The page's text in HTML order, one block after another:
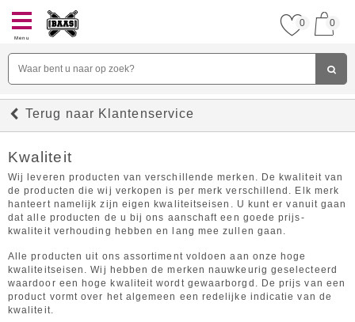
Menu
0 0
Terug naar Klantenservice
Kwaliteit
Wij leveren producten van verschillende merken. De kwaliteit van
de producten die wij verkopen is per merk verschillend. Elk merk
hanteert namelijk zijn eigen kwaliteitseisen. U kunt er vanuit gaan
dat alle producten de u bij ons aanschaft een goede prijs-
kwaliteit verhouding hebben en lang mee zullen gaan.
Alle producten uit ons assortiment voldoen aan onze hoge
kwaliteitseisen. Wij hebben de merken nauwkeurig geselecteerd
waardoor een hoge kwaliteit wordt gewaarborgd. De prijs van een
product vormt over het algemeen een redelijke indicatie van de
kwaliteit.